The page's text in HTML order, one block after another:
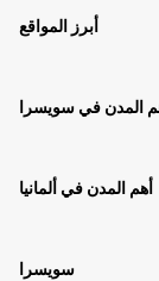
أبرز المواقع
المدن في سويسرا
أهم المدن في ألمانيا
سويسرا